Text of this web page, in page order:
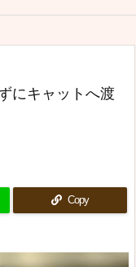
にキャットへ渡
Copy